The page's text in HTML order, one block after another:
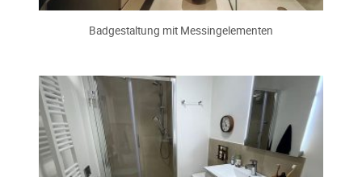
Badgestaltung mit Messingelementen